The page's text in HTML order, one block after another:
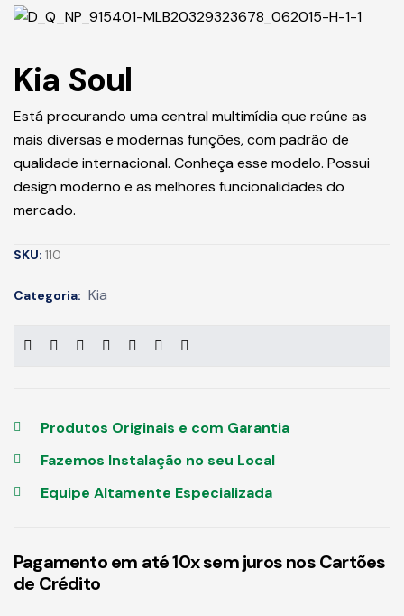
Kia Soul
Está procurando uma central multimídia que reúne as
mais diversas e modernas funções, com padrão de
qualidade internacional. Conheça esse modelo. Possui
design moderno e as melhores funcionalidades do
mercado.
SKU: 110
Categoria: Kia
Produtos Originais e com Garantia
Fazemos Instalação no seu Local
Equipe Altamente Especializada
Pagamento em até 10x sem juros nos Cartões
de Crédito